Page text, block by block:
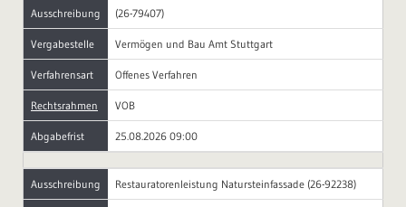
Ausschreibung (26-79407)
Vergabestelle Vermögen und Bau Amt Stuttgart
Verfahrensart Offenes Verfahren
Rechtsrahmen VOB
Abgabefrist 25.08.2026 09:00
Ausschreibung Restauratorenleistung Natursteinfassade (26-92238)